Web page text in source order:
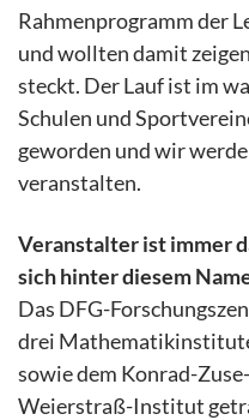
Rahmenprogramm der
und wollten damit
steckt. Der Lauf ist im
Schulen und
geworden und wir
veranstalten.
Veranstalter ist immer
sich hinter diesem
Das DFG-
drei
sowie dem Konrad-
Weierstraß-Institut